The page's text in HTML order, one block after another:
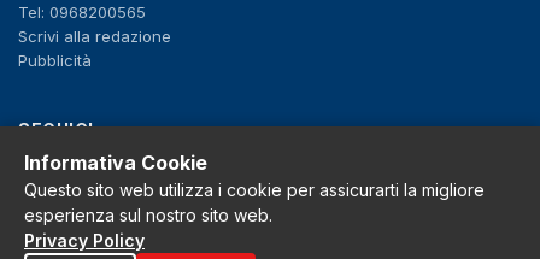
Tel: 0968200565
Scrivi alla redazione
Pubblicità
SEGUICI
f X IG YT
Privacy Policy
Cookie Policy
Informativa Cookie
Questo sito web utilizza i cookie per assicurarti la migliore
esperienza sul nostro sito web.
Privacy Policy